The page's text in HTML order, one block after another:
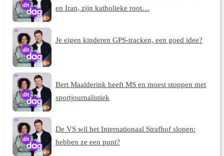
en Iran, zijn katholieke root…
Je eigen kinderen GPS-tracken, een goed idee?
Bert Maalderink heeft MS en moest stoppen met
sportjournalistiek
De VS wil het Internationaal Strafhof slopen:
hebben ze een punt?